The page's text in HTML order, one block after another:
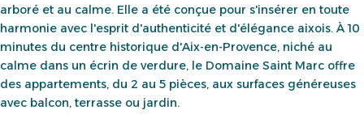
arboré et au calme. Elle a été conçue pour s'insérer en toute
harmonie avec l'esprit d'authenticité et d'élégance aixois. À 10
minutes du centre historique d'Aix-en-Provence, niché au
calme dans un écrin de verdure, le Domaine Saint Marc offre
des appartements, du 2 au 5 pièces, aux surfaces généreuses
avec balcon, terrasse ou jardin.